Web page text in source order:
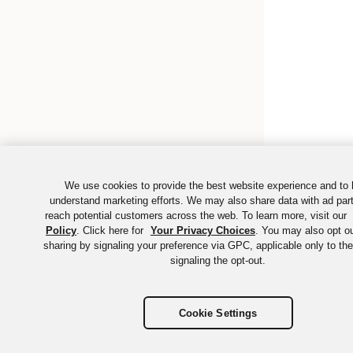
©2026Okta, Inc. Tous droits réservés. Les différentes
marques sont la propriété de leurs détenteurs respectifs.
We use cookies to provide the best website experience and to
understand marketing efforts. We may also share data with ad
reach potential customers across the web. To learn more, visit our
Policy. Click here for Your Privacy Choices. You may also opt
sharing by signaling your preference via GPC, applicable only to
signaling the opt-out.
Cookie Settings